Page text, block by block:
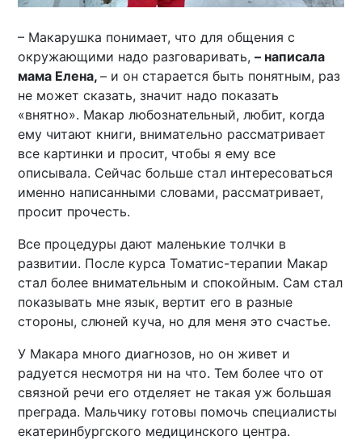
– Макарушка понимает, что для общения с
окружающими надо разговаривать,– написала
мама Елена,– и он старается быть понятным, раз
не может сказать, значит надо показать
«внятно». Макар любознательный, любит, когда
ему читают книги, внимательно рассматривает
все картинки и просит, чтобы я ему все
описывала. Сейчас больше стал интересоваться
именно написанными словами, рассматривает,
просит прочесть.
Все процедуры дают маленькие толчки в
развитии. После курса Томатис-терапии Макар
стал более внимательным и спокойным. Сам стал
показывать мне язык, вертит его в разные
стороны, слюней куча, но для меня это счастье.
У Макара много диагнозов, но он живет и
радуется несмотря ни на что. Тем более что от
связной речи его отделяет не такая уж большая
преграда. Мальчику готовы помочь специалисты
екатеринбургского медицинского центра.